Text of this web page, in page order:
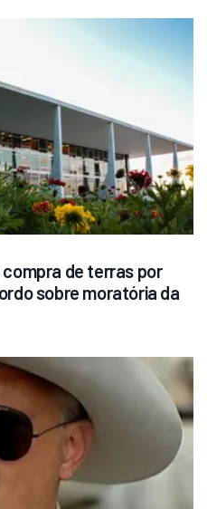
de terras por
sobre moratória da